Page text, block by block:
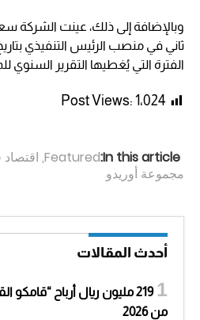
وبالإضافة إلى ذلك، عينت الشركة
الفترة التي يُغطيها التقرير السنوي
Post Views: 1٬024
In this article:
Featured
,
مجموعة أوريدو
أحدث المقالات
219 مليون ريال أرباح
من 2026